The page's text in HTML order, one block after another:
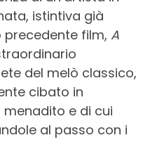
istintiva già
film, A
del melò classico,
cibato in
e di cui
al passo con i